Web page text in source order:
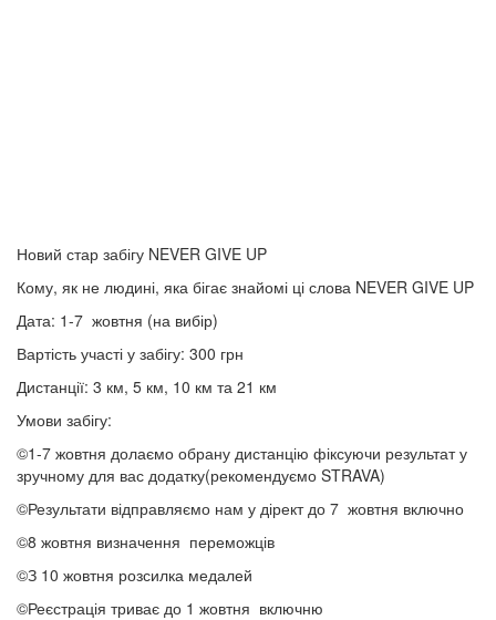
Новий стар забігу NEVER GIVE UP
Кому, як не людині, яка бігає знайомі ці слова NEVER GIVE UP
Дата: 1-7 жовтня (на вибір)
Вартість участі у забігу: 300 грн
Дистанції: 3 км, 5 км, 10 км та 21 км
Умови забігу:
©️1-7 жовтня долаємо обрану дистанцію фіксуючи результат у
зручному для вас додатку(рекомендуємо STRAVA)
©️Результати відправляємо нам у дірект до 7 жовтня включно
©️8 жовтня визначення переможців
©️З 10 жовтня розсилка медалей
©️Реєстрація триває до 1 жовтня включню